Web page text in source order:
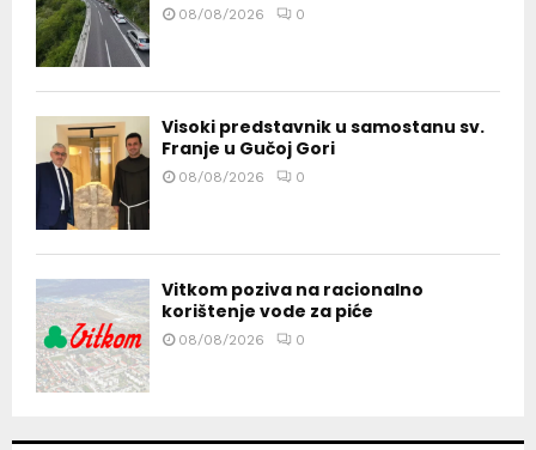
08/08/2026 0
Visoki predstavnik u samostanu sv.
Franje u Gučoj Gori
08/08/2026 0
Vitkom poziva na racionalno
korištenje vode za piće
08/08/2026 0